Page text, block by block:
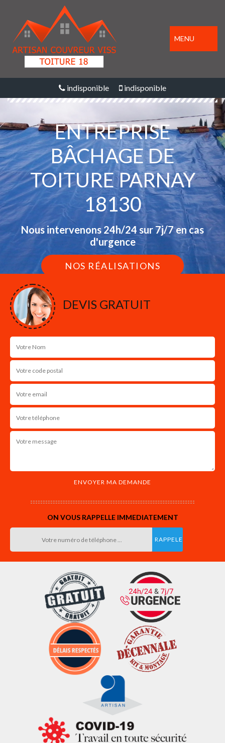
MENU
indisponible indisponible
ENTREPRISE
BÂCHAGE DE
TOITURE PARNAY
18130
Nous intervenons 24h/24 sur 7j/7 en cas
d'urgence
NOS RÉALISATIONS
DEVIS GRATUIT
ON VOUS RAPPELLE IMMEDIATEMENT